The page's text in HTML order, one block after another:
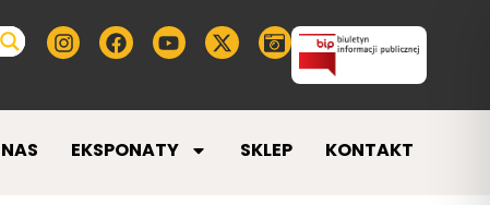
EKSPONATY SKLEP KONTAKT